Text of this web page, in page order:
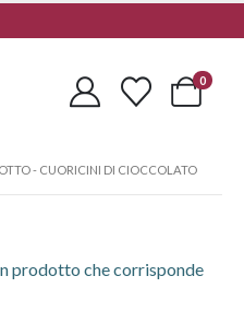
0
- CUORICINI DI CIOCCOLATO
prodotto che corrisponde